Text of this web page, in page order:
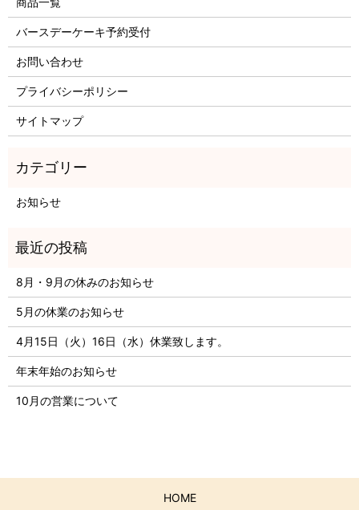
バースデーケーキ予約受付
お問い合わせ
プライバシーポリシー
サイトマップ
お知らせ
8月・9月の休みのお知らせ
5月の休業のお知らせ
4月15日（火）16日（水）休業致します。
年末年始のお知らせ
10月の営業について
HOME